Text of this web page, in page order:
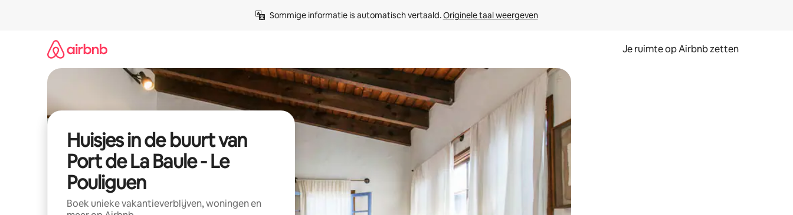
Sommige informatie is automatisch vertaald. Originele taal weergeven
Je ruimte op Airbnb zetten
Huisjes in de buurt van
Port de La Baule - Le
Pouliguen
Boek unieke vakantieverblijven, woningen en